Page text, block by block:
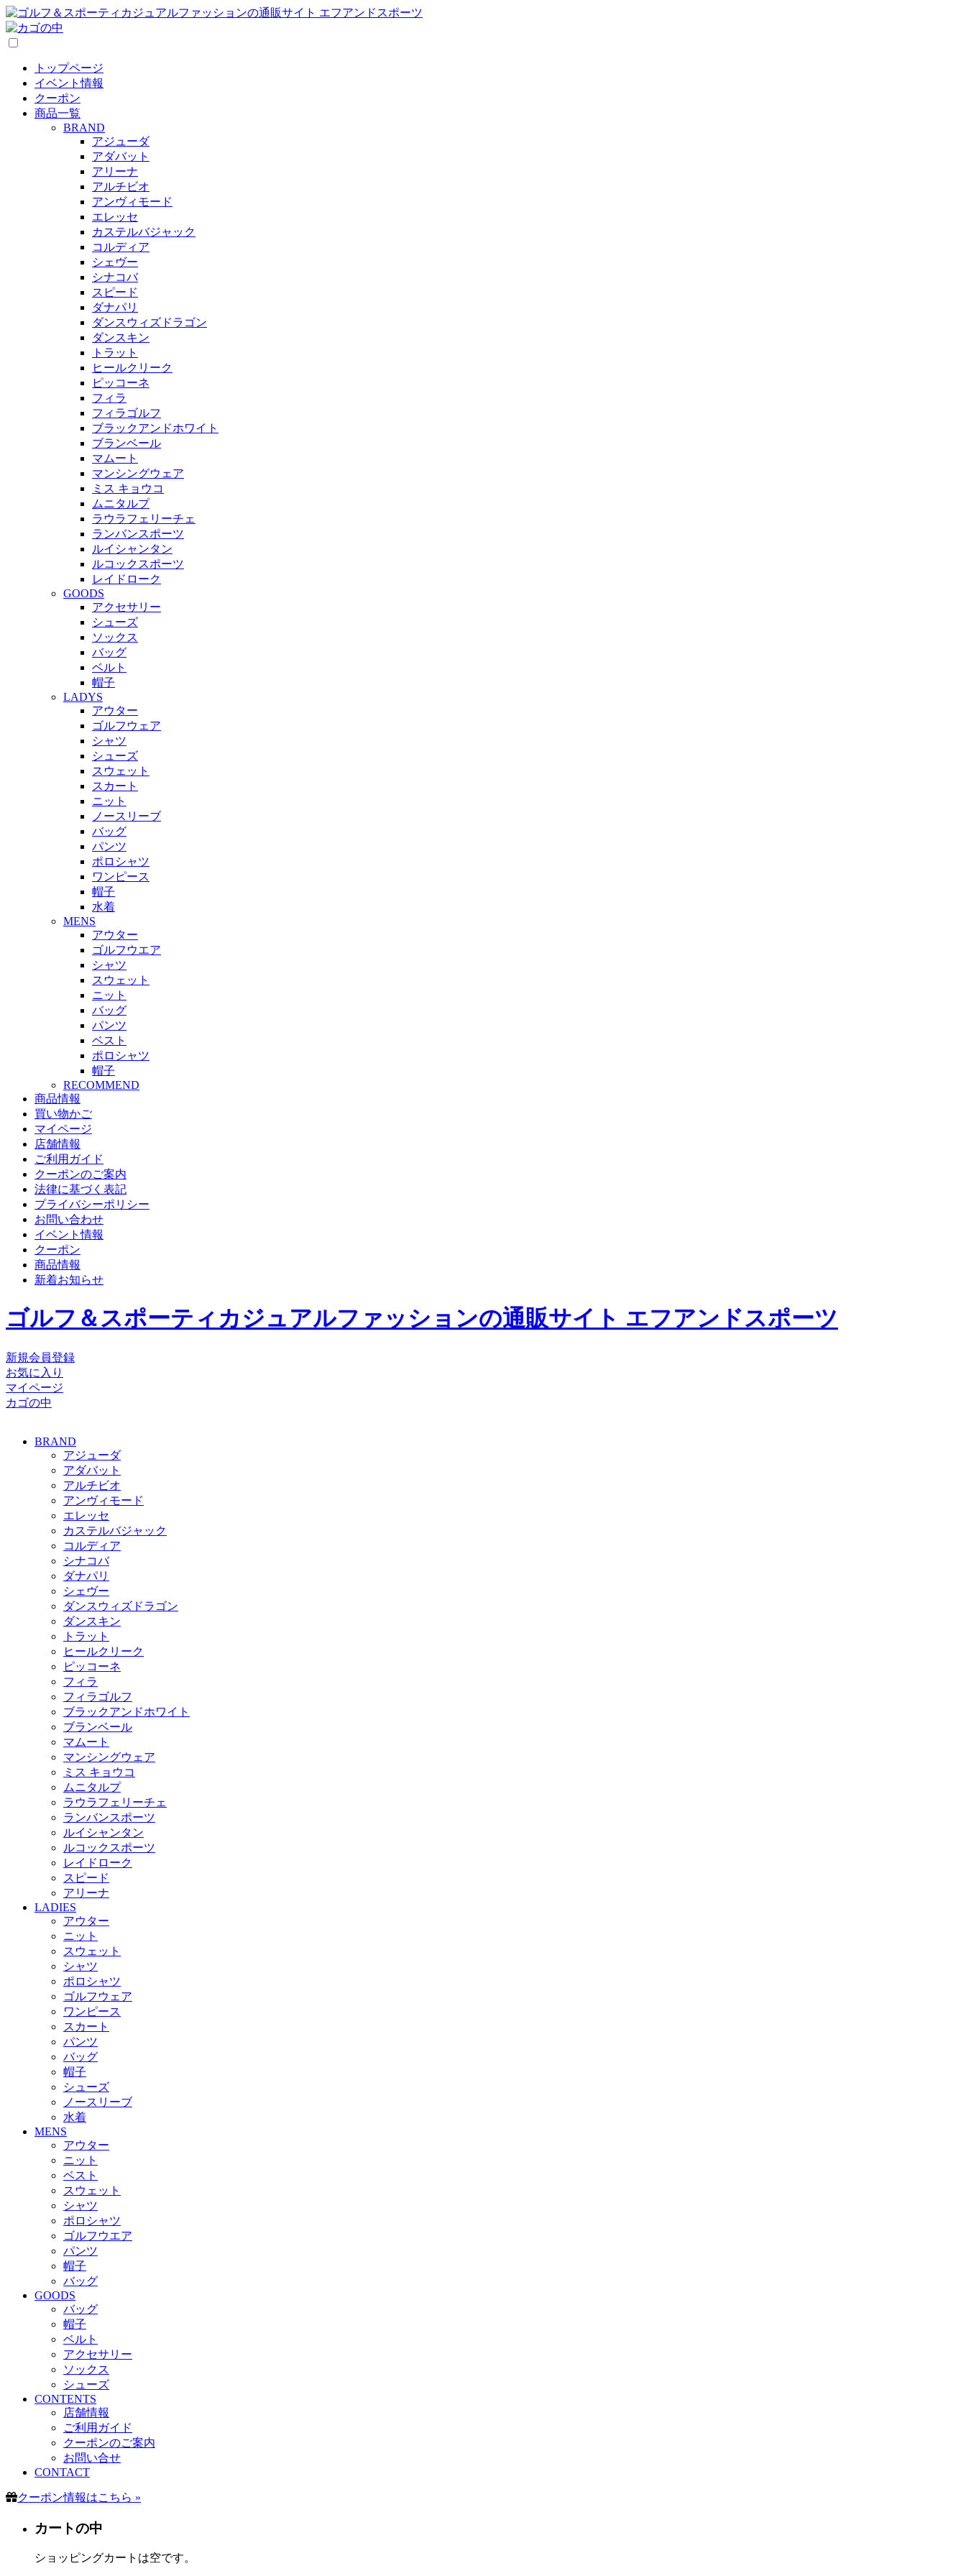
トップページ
イベント情報
クーポン
商品一覧
BRAND
アジューダ
アダバット
アリーナ
アルチビオ
アンヴィモード
エレッセ
カステルバジャック
コルディア
シェヴー
シナコバ
スピード
ダナパリ
ダンスウィズドラゴン
ダンスキン
トラット
ヒールクリーク
ピッコーネ
フィラ
フィラゴルフ
ブラックアンドホワイト
ブランベール
マムート
マンシングウェア
ミス キョウコ
ムニタルプ
ラウラフェリーチェ
ランバンスポーツ
ルイシャンタン
ルコックスポーツ
レイドローク
GOODS
アクセサリー
シューズ
ソックス
バッグ
ベルト
帽子
LADYS
アウター
ゴルフウェア
シャツ
シューズ
スウェット
スカート
ニット
ノースリーブ
バッグ
パンツ
ポロシャツ
ワンピース
帽子
水着
MENS
アウター
ゴルフウエア
シャツ
スウェット
ニット
バッグ
パンツ
ベスト
ポロシャツ
帽子
RECOMMEND
商品情報
買い物かご
マイページ
店舗情報
ご利用ガイド
クーポンのご案内
法律に基づく表記
プライバシーポリシー
お問い合わせ
イベント情報
クーポン
商品情報
新着お知らせ
ゴルフ＆スポーティカジュアルファッションの通販サイト エフアンドスポーツ
新規会員登録
お気に入り
マイページ
カゴの中
BRAND
アジューダ
アダバット
アルチビオ
アンヴィモード
エレッセ
カステルバジャック
コルディア
シナコバ
ダナパリ
シェヴー
ダンスウィズドラゴン
ダンスキン
トラット
ヒールクリーク
ピッコーネ
フィラ
フィラゴルフ
ブラックアンドホワイト
ブランベール
マムート
マンシングウェア
ミス キョウコ
ムニタルプ
ラウラフェリーチェ
ランバンスポーツ
ルイシャンタン
ルコックスポーツ
レイドローク
スピード
アリーナ
LADIES
アウター
ニット
スウェット
シャツ
ポロシャツ
ゴルフウェア
ワンピース
スカート
パンツ
バッグ
帽子
シューズ
ノースリーブ
水着
MENS
アウター
ニット
ベスト
スウェット
シャツ
ポロシャツ
ゴルフウエア
パンツ
帽子
バッグ
GOODS
バッグ
帽子
ベルト
アクセサリー
ソックス
シューズ
CONTENTS
店舗情報
ご利用ガイド
クーポンのご案内
お問い合せ
CONTACT
クーポン情報はこちら »
カートの中
ショッピングカートは空です。